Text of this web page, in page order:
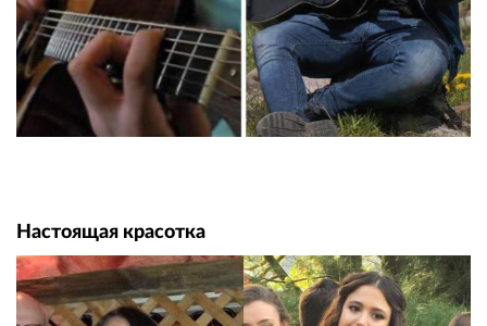
Настоящая красотка